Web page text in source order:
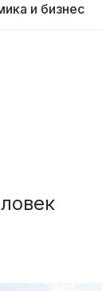
и бизнес